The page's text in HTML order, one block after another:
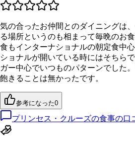
気の合ったお仲間とのダイニングは
る場所というのも相まって毎晩のお
食もインターナショナルの朝定食中
ショナルが開いている時にはそちら
ガー中心でいつものパターンでした
飽きることは無かったです。
参考になった0
プリンセス・クルーズの食事の口